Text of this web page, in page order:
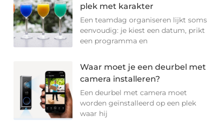
plek met karakter
Een teamdag organiseren lijkt soms
eenvoudig: je kiest een datum, prikt
een programma en
Waar moet je een deurbel met
camera installeren?
Een deurbel met camera moet
worden geïnstalleerd op een plek
waar hij